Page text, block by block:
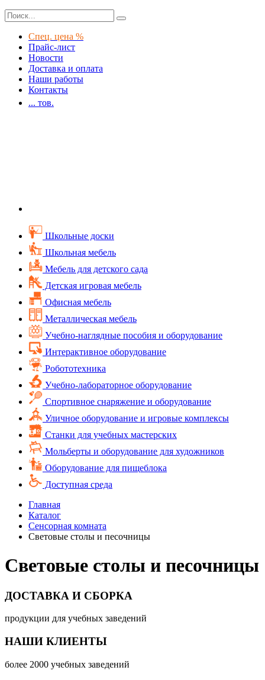
Спец. цена %
Прайс-лист
Новости
Доставка и оплата
Наши работы
Контакты
... тов.
Школьные доски
Школьная мебель
Мебель для детского сада
Детская игровая мебель
Офисная мебель
Металлическая мебель
Учебно-наглядные пособия и оборудование
Интерактивное оборудование
Робототехника
Учебно-лабораторное оборудование
Спортивное снаряжение и оборудование
Уличное оборудование и игровые комплексы
Cтанки для учебных мастерских
Мольберты и оборудование для художников
Оборудование для пищеблока
Доступная среда
Главная
Каталог
Сенсорная комната
Световые столы и песочницы
Световые столы и песочницы
ДОСТАВКА И СБОРКА
продукции для учебных заведений
НАШИ КЛИЕНТЫ
более 2000 учебных заведений